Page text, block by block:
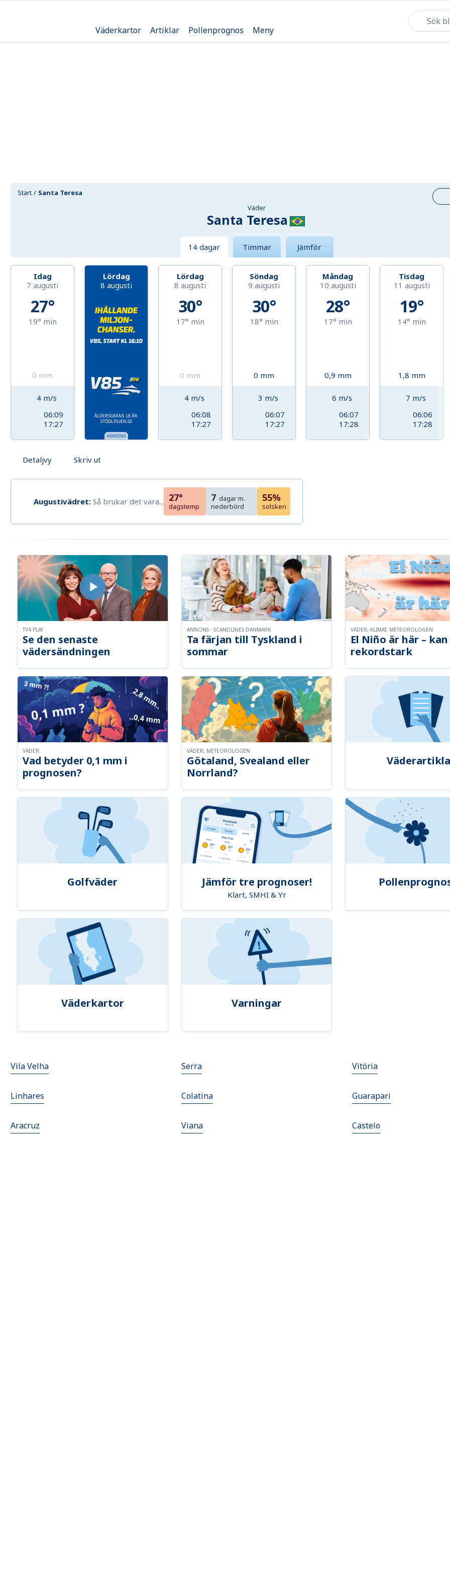
Väderkartor Artiklar Pollenprognos Meny
Start
Santa Teresa
Väder
Santa Teresa
14 dagar Timmar Jämför
Idag
7 augusti
27°
19° min
0 mm
4 m/s
06:09
17:27
Lördag
8 augusti
Lördag
8 augusti
30°
17° min
0 mm
4 m/s
06:08
17:27
Söndag
9 augusti
30°
18° min
0 mm
3 m/s
06:07
17:27
Måndag
10 augusti
28°
17° min
0,9 mm
6 m/s
06:07
17:28
Tisdag
11 augusti
19°
14° min
1,8 mm
7 m/s
06:06
17:28
Detaljvy Skriv ut
Augustivädret: Så brukar det vara... 27°
dagstemp
7 dagar m.
nederbörd
55%
solsken
Se den senaste
vädersändningen
TV4 PLAY
Ta färjan till Tyskland i
sommar
ANNONS - SCANDLINES DANMARK
El Niño är här –
rekordstark
VÄDER, KLIMAT, METEOROLOGEN
Vad betyder 0,1 mm i
prognosen?
VÄDER
Götaland, Svealand eller
Norrland?
VÄDER, METEOROLOGEN
Golfväder Jämför tre prognoser!
Klart, SMHI & Yr
Väderkartor Varningar
Vila Velha Serra Vitória
Linhares Colatina Guarapari
Aracruz Viana Castelo